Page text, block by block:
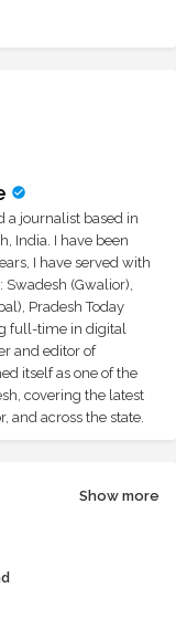
a journalist based in
India. I have been
I have served with
(Gwalior),
Pradesh Today
full-time in digital
and editor of
itself as one of the
covering the latest
and across the state.
Show more